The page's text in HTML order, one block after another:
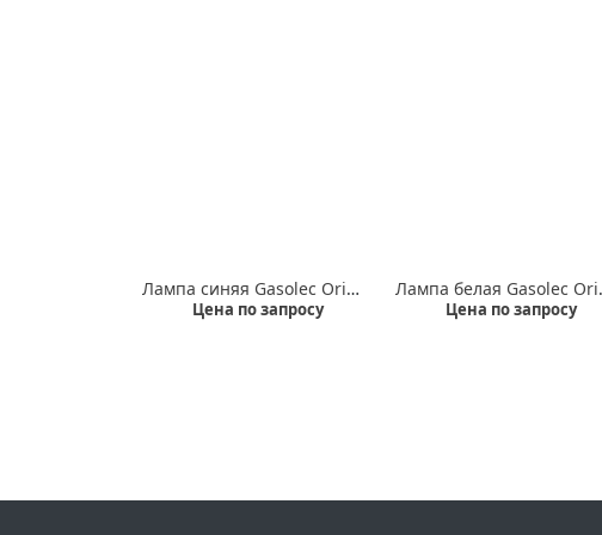
Лампа синяя Gasolec Orion 11 Вт.
Цена по запросу Цена по запросу